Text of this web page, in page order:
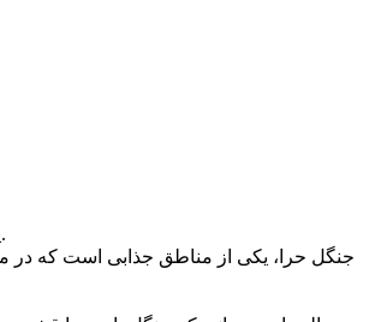
یکی از جاذبه‌های طبیعی جزیره قشم جنگل حرا است که در بین خشکی و دریا قرار گرفته است. جنگل حرا یکی از بزرگترین جنگل‌ها در بین جنگل‌های ایران است.
جنگل حرا، یکی از مناطق جذابی است که در